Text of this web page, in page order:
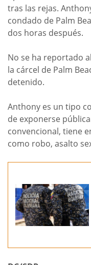
tras las rejas.
condado de Palm
dos horas después.
No se ha reportado
la cárcel de Palm
detenido.
Anthony es un tipo
de exponerse
convencional, tiene
como robo, asalto